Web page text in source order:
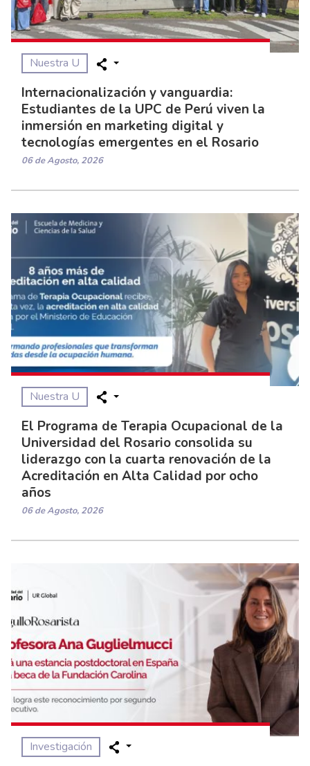
Nuestra U
Internacionalización y vanguardia:
Estudiantes de la UPC de Perú viven la
inmersión en marketing digital y
tecnologías emergentes en el Rosario
06 de Agosto, 2026
Nuestra U
El Programa de Terapia Ocupacional de la
Universidad del Rosario consolida su
liderazgo con la cuarta renovación de la
Acreditación en Alta Calidad por ocho
años
06 de Agosto, 2026
Investigación